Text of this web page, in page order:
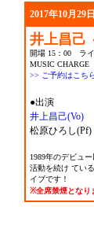
2017年10月29
井上昌己
開場 15：00 ラ
MUSIC
>> ご予約はこち
●出演
井上昌己(Vo)
松原ひろし
1989年のデビュ
活動を続け てい
イブです！
※全席禁煙となり